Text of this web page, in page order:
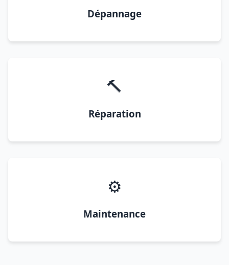
Dépannage
🔨
Réparation
⚙️
Maintenance